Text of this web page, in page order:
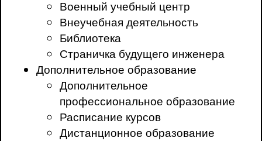
Военный учебный центр
Внеучебная деятельность
Библиотека
Страничка будущего инженера
Дополнительное образование
Дополнительное
профессиональное образование
Расписание курсов
Дистанционное образование